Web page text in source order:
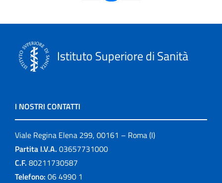
Istituto Superiore di Sanità
I NOSTRI CONTATTI
Viale Regina Elena 299, 00161 – Roma (I)
Partita I.V.A. 03657731000
C.F. 80211730587
Telefono: 06 4990 1